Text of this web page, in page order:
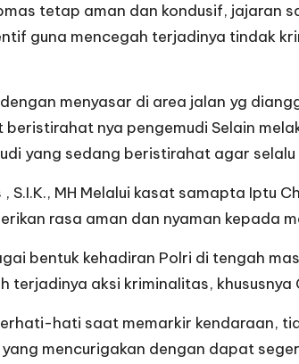
tetap aman dan kondusif, jajaran
guna mencegah terjadinya tindak
menyasar di area jalan yg
nya pengemudi Selain
yang sedang beristirahat agar
S.I.K., MH Melalui kasat samapta
rasa aman dan nyaman kepada
bentuk kehadiran Polri di tengah
aksi kriminalitas, khususnya
hati saat memarkir kendaraan,
mencurigakan dengan dapat